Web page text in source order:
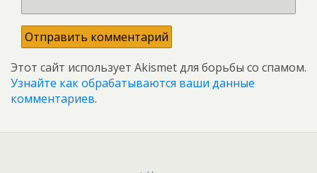
Этот сайт использует Akismet для борьбы со спамом.
Узнайте как обрабатываются ваши данные
комментариев.